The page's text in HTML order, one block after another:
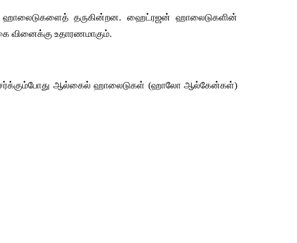
ஹாலைடுகளைத் தருகின்றன. ஹைட்ரஜன் ஹாலைடுகளின்
வினைக்கு உதாரணமாகும்.
ஆல்கைல் ஹாலைடுகள் (ஹாலோ ஆல்கேன்கள்